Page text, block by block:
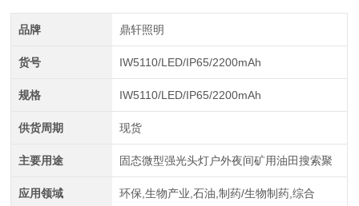
品牌 鼎轩照明
货号 IW5110/LED/IP65/2200mAh
规格 IW5110/LED/IP65/2200mAh
供货周期 现货
主要用途 固态微型强光头灯户外夜间矿用油田搜索聚
应用领域 环保,生物产业,石油,制药/生物制药,综合